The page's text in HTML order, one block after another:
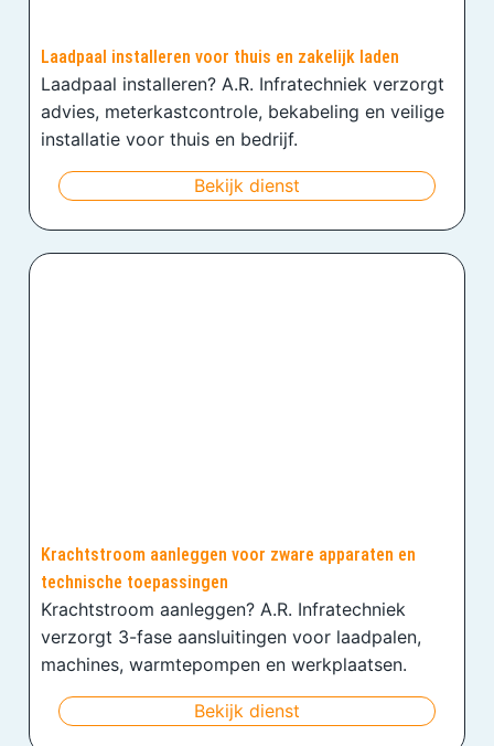
Laadpaal installeren voor thuis en zakelijk laden
Laadpaal installeren? A.R. Infratechniek verzorgt
advies, meterkastcontrole, bekabeling en veilige
installatie voor thuis en bedrijf.
Bekijk dienst
Krachtstroom aanleggen voor zware apparaten en
technische toepassingen
Krachtstroom aanleggen? A.R. Infratechniek
verzorgt 3-fase aansluitingen voor laadpalen,
machines, warmtepompen en werkplaatsen.
Bekijk dienst